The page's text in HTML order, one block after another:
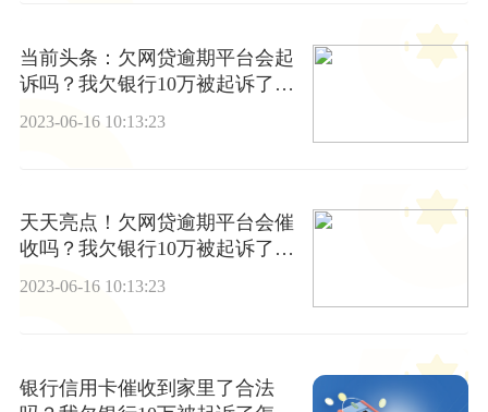
当前头条：欠网贷逾期平台会起
诉吗？我欠银行10万被起诉了会
影响孩子读书吗？
2023-06-16 10:13:23
天天亮点！欠网贷逾期平台会催
收吗？我欠银行10万被起诉了能
只还本金吗？
2023-06-16 10:13:23
银行信用卡催收到家里了合法